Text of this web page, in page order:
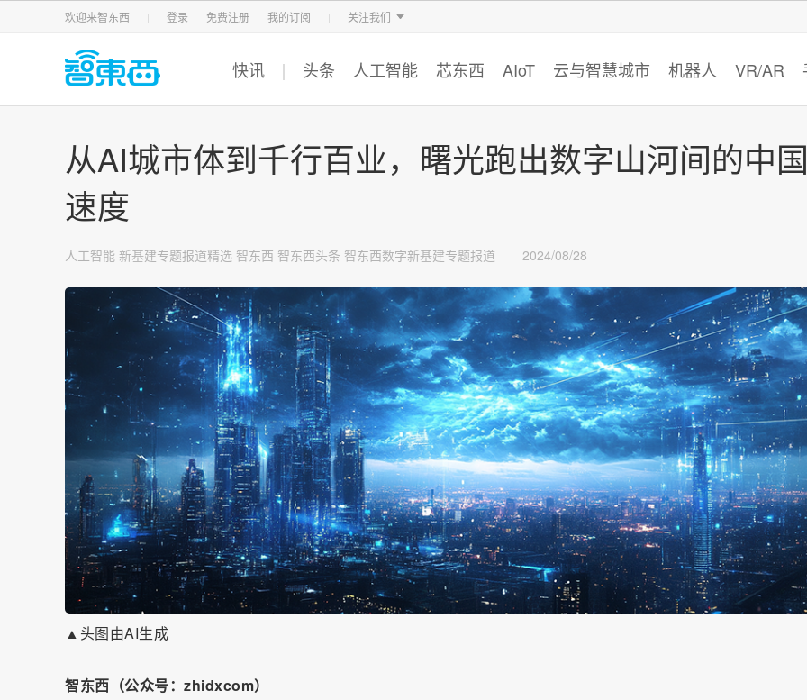
欢迎来智东西 登录 免费注册 我的订阅 关注我们
智东西 车东西 芯东西 智猩猩
快讯 头条 人工智能 芯东西 AIoT 云与智慧城市 机器人 VR/AR
从AI城市体到千行百业，曙光跑出数字山河间的中
速度
人工智能 新基建专题报道精选 智东西 智东西头条 智东西数字新基建专题报道 2024/08/28
▲头图由AI生成
智东西（公众号：zhidxcom）